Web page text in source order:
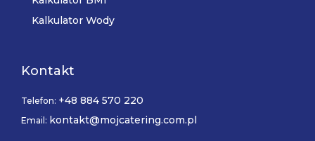
Kalkulator Wody
Kontakt
Telefon: +48 884 570 220
Email: kontakt@mojcatering.com.pl